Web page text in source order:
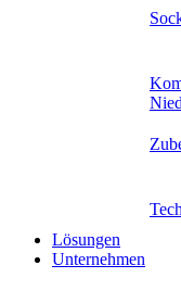
Lösungen
Unternehmen